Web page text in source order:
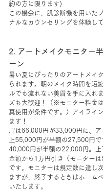
約の方に限ります)
この機会に、肌診断機を用いた
ナルなカウンセリングを体験し
2. アートメイクモニター
ーン
暑い夏にぴったりのアートメイ
られます。朝のメイク時間を短
ルでも流れない美眉を手に入れ
ズも大歓迎！（※モニター料金
真使用が条件です。）アイライ
ます！
眉は66,000円が33,000円に、ア
上55,000円が半額の27,500円で
40,000円が半額の22,000円。上
金額から1万円引き（モニターは
です。モニターは規定数に達し
ますが、終了するときはホーム
いたします。